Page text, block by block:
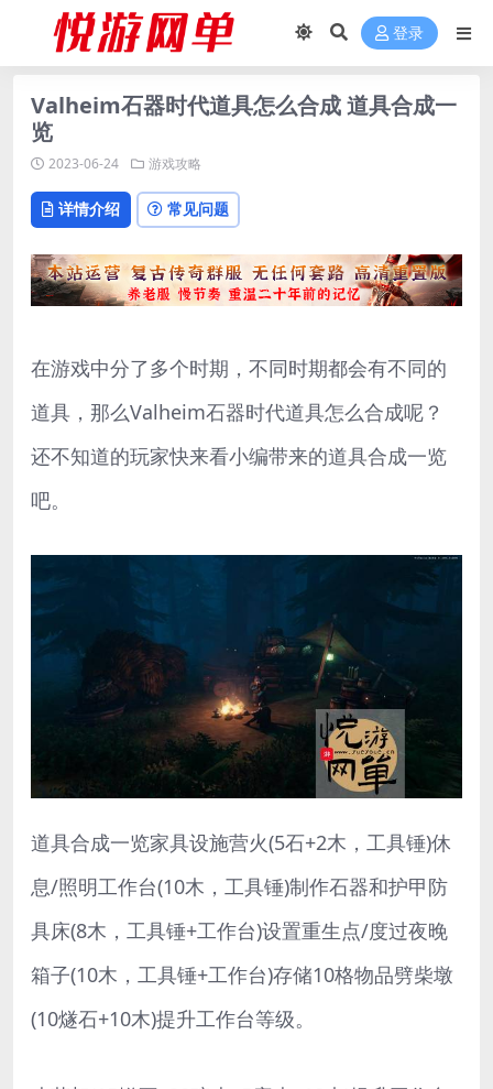
登录
Valheim石器时代道具怎么合成 道具合成一
览
2023-06-24 游戏攻略
详情介绍 常见问题
在游戏中分了多个时期，不同时期都会有不同的
道具，那么Valheim石器时代道具怎么合成呢？
还不知道的玩家快来看小编带来的道具合成一览
吧。
道具合成一览家具设施营火(5石+2木，工具锤)休
息/照明工作台(10木，工具锤)制作石器和护甲防
具床(8木，工具锤+工作台)设置重生点/度过夜晚
箱子(10木，工具锤+工作台)存储10格物品劈柴墩
(10燧石+10木)提升工作台等级。